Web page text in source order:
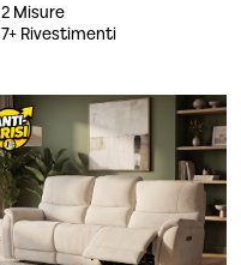
2 Misure
7+ Rivestimenti